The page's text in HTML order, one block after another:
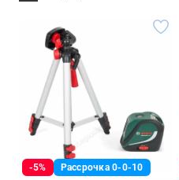
-5% Рассрочка 0-0-10